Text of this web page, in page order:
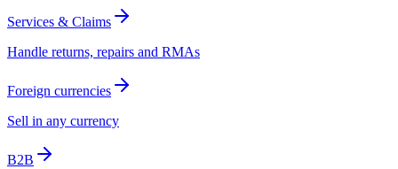
Services & Claims​​​​‌ ‍ ​‍​‍‌‍ ‌ ​‍‌‍‍‌‌‍‌ ‌‍‍‌‌‍ ‍​‍​‍​ ‍‍​‍​‍‌ ​ ‌‍​‌‌‍ ‍‌‍‍‌‌ ‌​‌ ‍‌​‍ ‍‌‍‍‌‌‍ ​‍​‍​‍ ​​‍​‍‌‍‍​‌ ​‍‌‍‌‌‌‍‌‍​‍​‍​ ‍‍​‍​‍‌‍‍​‌ ‌​‌ ‌​‌ ​​​ ‍‍​‍ ​‍ ‌‍ ​‌‍ ‌‍​ ‌‍​‌‌‍ ​‌‍‍​‌‍ ‌ ​ ‌ ‌​​ ‍‍​ ​ ​ ​​​ ​​​ ​​​‍ ‌ ​ ‌ ‌​‌ ‌‌‌‍‌​‌‍‍‌‌‍ ​‍ ‌‍‍‌‌‍ ‍‌ ‌​‌‍‌‌‌‍ ‍‌ ‌​​‍ ‌‍‌‌‌‍‌​‌‍‍‌‌ ‌​​‍ ‌‍ ‌‌‍ ‌‍‌​‌‍‌‌​ ‌‌ ​​‌ ​‍‌‍‌‌‌ ​ ‌‍‌‌‌‍ ‍‌ ‌​‌‍​‌‌ ‌​‌‍‍‌‌‍ ‌‍ ‍​ ‍ ‌‍‍‌‌‍‌​​ ‌​ ​‌​ ‍​​ ‍​‌‍‌‍‌‍​ ​ ‌ ​ ​ ‌‍​ ​‍ ‌​ ​ ‌‍​‌​ ​​‌‍‌‌​‍ ‌​ ‌​​ ​ ​ ​‌​ ​​​‍ ‌​ ‍​‌‍‌‍​ ‍‌​ ​ ​‍ ‌‌‍​‌‌‍‌‍‌‍​ ‌‍​‍​ ‌‍‌‍​ ​ ​‌​ ​ ​ ‍‌​ ‍‌​ ‌‍‌‍​‍​ ‍ ‌ ‌​‌ ‍‌‌ ​​‌‍‌‌​ ‌‌‍ ‍‌‍​‌‌ ‌‍‌‍‍‌‌‍‌ ‌‍​‌‌ ‌​‌‍‍‌‌‍ ‌‍ ‍​ ‍ ‌ ​​‌‍​‌‌ ‌​‌‍‍​​ ‌‌‍ ‍‌‍​‌‌ ‌‍‌‍‍‌‌‍‌ ‌‍​‌‌ ‌​‌‍‍‌‌‍ ‌‍ ‍‌​‍‌‌ ‌​‌‍‌‌‌‍ ‌‌ ​ ​‍‌‌​ ‌‌‌​​‍‌‌ ‌‍‍ ‌‍‌‌‌ ‍‌​‍‌‌​ ​ ‌​‌​​‍‌‌​ ​ ‌​‌​​‍‌‌​ ​‍​ ​‍​ ​‌‌‍​‍​ ​​​ ‌‍‌‍‌​​ ​​​ ‌ ​ ‌​​ ​‍​ ‌‌​ ​‌​ ​‌​‍‌‌​ ​‍​ ​‍​‍‌‌​ ‌‌‌​‌​​‍ ‍‌‍​ ‌‍‍​‌‍‍‌‌‍ ​‌‍‌​‌ ​‍‌‍‌‌‌‍ ‍​‍‌‌​ ‌‌‌​​‍‌‌ ‌‍‍ ‌‍‌‌‌ ‍‌​‍‌‌​ ​ ‌​‌​​‍‌‌​ ​ ‌​‌​​‍‌‌​ ​‍​ ​‍‌‍​‍​ ‌​​ ‍​​ ‍​‌‍​‍‌‍‌‍​ ​​‌‍‌‌​ ‌‌‌‍​‌‌‍‌‍​ ​‌​‍‌‌​ ​‍​ ​‍​‍‌‌​ ‌‌‌​‌​​‍ ‍‌‍​ ‌‍‍​‌‍‍‌‌‍ ​‌‍‌​‌ ​‍‌‍‌‌‌‍ ‍​‍‌‌​ ‌‌‌​​‍‌‌ ‌‍‍ ‌‍‌‌‌ ‍‌​‍‌‌​ ​ ‌​‌​​‍‌‌​ ​ ‌​‌​​‍‌‌​ ​‍​ ​‍‌‍‌‍​ ‌‌​ ​​​ ​‌​ ​‌​ ‌​​ ‌​‌‍‌‍‌‍​‍‌‍‌‍‌‍​‌​ ​‌​‍‌‌​ ​‍​ ​‍​‍‌‌​ ‌‌‌​‌​​‍ ‍‌ ‌​‌‍‍‌‌ ‌​‌‍ ​‌‍‌‌​ ‌‍​‍‌‍​‌‌ ​ ‌‍‌‌‌‌‌‌‌ ​‍‌‍ ​​ ‌‌‍‍​‌ ‌​‌ ‌​‌ ​​​‍‌‌​ ​ ‌​​‌​‍‌‌​ ​‍‌​‌‍​‍‌‌​ ​‍‌​‌‍‌‍ ​‌‍ ‌‍​ ‌‍​‌‌‍ ​‌‍‍​‌‍ ‌ ​ ‌ ‌​​‍‌‌​ ​ ‌​​‌​ ​ ​ ​​​ ​​​ ​​​‍‌‌​ ​‍‌​‌‍‌ ​ ‌ ‌​‌ ‌‌‌‍‌​‌‍‍‌‌‍ ​‍‌‍‌‍‍‌‌‍‌​​ ‌​ ​‌​ ‍​​ ‍​‌‍‌‍‌‍​ ​ ‌ ​ ​ ‌‍​ ​‍ ‌​ ​ ‌‍​‌​ ​​‌‍‌‌​‍ ‌​ ‌​​ ​ ​ ​‌​ ​​​‍ ‌​ ‍​‌‍‌‍​ ‍‌​ ​ ​‍ ‌‌‍​‌‌‍‌‍‌‍​ ‌‍​‍​ ‌‍‌‍​ ​ ​‌​ ​ ​ ‍‌​ ‍‌​ ‌‍‌‍​‍​‍‌‍‌ ‌​‌ ‍‌‌ ​​‌‍‌‌​ ‌‌‍ ‍‌‍​‌‌ ‌‍‌‍‍‌‌‍‌ ‌‍​‌‌ ‌​‌‍‍‌‌‍ ‌‍ ‍​‍‌‍‌ ​​‌‍​‌‌ ‌​‌‍‍​​ ‌‌‍ ‍‌‍​‌‌ ‌‍‌‍‍‌‌‍‌ ‌‍​‌‌ ‌​‌‍‍‌‌‍ ‌‍ ‍‌​‍‌‌ ‌​‌‍‌‌‌‍ ‌‌ ​ ​‍‌‌​ ‌‌‌​​‍‌‌ ‌‍‍ ‌‍‌‌‌ ‍‌​‍‌‌​ ​ ‌​‌​​‍‌‌​ ​ ‌​‌​​‍‌‌​ ​‍​ ​‍​ ​‌‌‍​‍​ ​​​ ‌‍‌‍‌​​ ​​​ ‌ ​ ‌​​ ​‍​ ‌‌​ ​‌​ ​‌​‍‌‌​ ​‍​ ​‍​‍‌‌​ ‌‌‌​‌​​‍ ‍‌‍​ ‌‍‍​‌‍‍‌‌‍ ​‌‍‌​‌ ​‍‌‍‌‌‌‍ ‍​‍‌‌​ ‌‌‌​​‍‌‌ ‌‍‍ ‌‍‌‌‌ ‍‌​‍‌‌​ ​ ‌​‌​​‍‌‌​ ​ ‌​‌​​‍‌‌​ ​‍​ ​‍‌‍​‍​ ‌​​ ‍​​ ‍​‌‍​‍‌‍‌‍​ ​​‌‍‌‌​ ‌‌‌‍​‌‌‍‌‍​ ​‌​‍‌‌​ ​‍​ ​‍​‍‌‌​ ‌‌‌​‌​​‍ ‍‌‍​ ‌‍‍​‌‍‍‌‌‍ ​‌‍‌​‌ ​‍‌‍‌‌‌‍ ‍​‍‌‌​ ‌‌‌​​‍‌‌ ‌‍‍ ‌‍‌‌‌ ‍‌​‍‌‌​ ​ ‌​‌​​‍‌‌​ ​ ‌​‌​​‍‌‌​ ​‍​ ​‍‌‍‌‍​ ‌‌​ ​​​ ​‌​ ​‌​ ‌​​ ‌​‌‍‌‍‌‍​‍‌‍‌‍‌‍​‌​ ​‌​‍‌‌​ ​‍​ ​‍​‍‌‌​ ‌‌‌​‌​​‍ ‍‌ ‌​‌‍‍‌‌ ‌​‌‍ ​‌‍‌‌​‍‌‍‌ ​​‌‍‌‌‌ ​‍‌ ​ ‌ ​​‌‍‌‌‌‍​ ‌ ‌​‌‍‍‌‌ ‌‍‌‍‌‌​ ‌‌ ​​‌ ‌‌‌‍​‍‌‍ ​‌‍‍‌‌ ​ ‌‍‍​‌‍‌‌‌‍‌​​‍​‍‌ ‌
Handle returns, repairs and RMAs​​​​‌ ‍ ​‍​‍‌‍ ‌ ​‍‌‍‍‌‌‍‌ ‌‍‍‌‌‍ ‍​‍​‍​ ‍‍​‍​‍‌ ​ ‌‍​‌‌‍ ‍‌‍‍‌‌ ‌​‌ ‍‌​‍ ‍‌‍‍‌‌‍ ​‍​‍​‍ ​​‍​‍‌‍‍​‌ ​‍‌‍‌‌‌‍‌‍​‍​‍​ ‍‍​‍​‍‌‍‍​‌ ‌​‌ ‌​‌ ​​​ ‍‍​‍ ​‍ ‌‍ ​‌‍ ‌‍​ ‌‍​‌‌‍ ​‌‍‍​‌‍ ‌ ​ ‌ ‌​​ ‍‍​ ​ ​ ​​​ ​​​ ​​​‍ ‌ ​ ‌ ‌​‌ ‌‌‌‍‌​‌‍‍‌‌‍ ​‍ ‌‍‍‌‌‍ ‍‌ ‌​‌‍‌‌‌‍ ‍‌ ‌​​‍ ‌‍‌‌‌‍‌​‌‍‍‌‌ ‌​​‍ ‌‍ ‌‌‍ ‌‍‌​‌‍‌‌​ ‌‌ ​​‌ ​‍‌‍‌‌‌ ​ ‌‍‌‌‌‍ ‍‌ ‌​‌‍​‌‌ ‌​‌‍‍‌‌‍ ‌‍ ‍​ ‍ ‌‍‍‌‌‍‌​​ ‌​ ​‌​ ‍​​ ‍​‌‍‌‍‌‍​ ​ ‌ ​ ​ ‌‍​ ​‍ ‌​ ​ ‌‍​‌​ ​​‌‍‌‌​‍ ‌​ ‌​​ ​ ​ ​‌​ ​​​‍ ‌​ ‍​‌‍‌‍​ ‍‌​ ​ ​‍ ‌‌‍​‌‌‍‌‍‌‍​ ‌‍​‍​ ‌‍‌‍​ ​ ​‌​ ​ ​ ‍‌​ ‍‌​ ‌‍‌‍​‍​ ‍ ‌ ‌​‌ ‍‌‌ ​​‌‍‌‌​ ‌‌‍ ‍‌‍​‌‌ ‌‍‌‍‍‌‌‍‌ ‌‍​‌‌ ‌​‌‍‍‌‌‍ ‌‍ ‍​ ‍ ‌ ​​‌‍​‌‌ ‌​‌‍‍​​ ‌‌‍ ‍‌‍​‌‌ ‌‍‌‍‍‌‌‍‌ ‌‍​‌‌ ‌​‌‍‍‌‌‍ ‌‍ ‍‌​‍‌‌ ‌​‌‍‌‌‌‍ ‌‌ ​ ​‍‌‌​ ‌‌‌​​‍‌‌ ‌‍‍ ‌‍‌‌‌ ‍‌​‍‌‌​ ​ ‌​‌​​‍‌‌​ ​ ‌​‌​​‍‌‌​ ​‍​ ​‍​ ​‌‌‍​‍​ ​​​ ‌‍‌‍‌​​ ​​​ ‌ ​ ‌​​ ​‍​ ‌‌​ ​‌​ ​‌​‍‌‌​ ​‍​ ​‍​‍‌‌​ ‌‌‌​‌​​‍ ‍‌‍​ ‌‍‍​‌‍‍‌‌‍ ​‌‍‌​‌ ​‍‌‍‌‌‌‍ ‍​‍‌‌​ ‌‌‌​​‍‌‌ ‌‍‍ ‌‍‌‌‌ ‍‌​‍‌‌​ ​ ‌​‌​​‍‌‌​ ​ ‌​‌​​‍‌‌​ ​‍​ ​‍‌‍​‍​ ‌​​ ‍​​ ‍​‌‍​‍‌‍‌‍​ ​​‌‍‌‌​ ‌‌‌‍​‌‌‍‌‍​ ​‌​‍‌‌​ ​‍​ ​‍​‍‌‌​ ‌‌‌​‌​​‍ ‍‌‍​ ‌‍‍​‌‍‍‌‌‍ ​‌‍‌​‌ ​‍‌‍‌‌‌‍ ‍​‍‌‌​ ‌‌‌​​‍‌‌ ‌‍‍ ‌‍‌‌‌ ‍‌​‍‌‌​ ​ ‌​‌​​‍‌‌​ ​ ‌​‌​​‍‌‌​ ​‍​ ​‍‌‍‌‍​ ‌‌​ ​​​ ​‌​ ​‌​ ‌​​ ‌​‌‍‌‍‌‍​‍‌‍‌‍‌‍​‌​ ​‌​‍‌‌​ ​‍​ ​‍​‍‌‌​ ‌‌‌​‌​​‍ ‍‌‍‌‌‌ ‍​‌‍​ ‌‍‌‌‌ ​‍‌ ​​‌ ‌​​ ‌‍​‍‌‍​‌‌ ​ ‌‍‌‌‌‌‌‌‌ ​‍‌‍ ​​ ‌‌‍‍​‌ ‌​‌ ‌​‌ ​​​‍‌‌​ ​ ‌​​‌​‍‌‌​ ​‍‌​‌‍​‍‌‌​ ​‍‌​‌‍‌‍ ​‌‍ ‌‍​ ‌‍​‌‌‍ ​‌‍‍​‌‍ ‌ ​ ‌ ‌​​‍‌‌​ ​ ‌​​‌​ ​ ​ ​​​ ​​​ ​​​‍‌‌​ ​‍‌​‌‍‌ ​ ‌ ‌​‌ ‌‌‌‍‌​‌‍‍‌‌‍ ​‍‌‍‌‍‍‌‌‍‌​​ ‌​ ​‌​ ‍​​ ‍​‌‍‌‍‌‍​ ​ ‌ ​ ​ ‌‍​ ​‍ ‌​ ​ ‌‍​‌​ ​​‌‍‌‌​‍ ‌​ ‌​​ ​ ​ ​‌​ ​​​‍ ‌​ ‍​‌‍‌‍​ ‍‌​ ​ ​‍ ‌‌‍​‌‌‍‌‍‌‍​ ‌‍​‍​ ‌‍‌‍​ ​ ​‌​ ​ ​ ‍‌​ ‍‌​ ‌‍‌‍​‍​‍‌‍‌ ‌​‌ ‍‌‌ ​​‌‍‌‌​ ‌‌‍ ‍‌‍​‌‌ ‌‍‌‍‍‌‌‍‌ ‌‍​‌‌ ‌​‌‍‍‌‌‍ ‌‍ ‍​‍‌‍‌ ​​‌‍​‌‌ ‌​‌‍‍​​ ‌‌‍ ‍‌‍​‌‌ ‌‍‌‍‍‌‌‍‌ ‌‍​‌‌ ‌​‌‍‍‌‌‍ ‌‍ ‍‌​‍‌‌ ‌​‌‍‌‌‌‍ ‌‌ ​ ​‍‌‌​ ‌‌‌​​‍‌‌ ‌‍‍ ‌‍‌‌‌ ‍‌​‍‌‌​ ​ ‌​‌​​‍‌‌​ ​ ‌​‌​​‍‌‌​ ​‍​ ​‍​ ​‌‌‍​‍​ ​​​ ‌‍‌‍‌​​ ​​​ ‌ ​ ‌​​ ​‍​ ‌‌​ ​‌​ ​‌​‍‌‌​ ​‍​ ​‍​‍‌‌​ ‌‌‌​‌​​‍ ‍‌‍​ ‌‍‍​‌‍‍‌‌‍ ​‌‍‌​‌ ​‍‌‍‌‌‌‍ ‍​‍‌‌​ ‌‌‌​​‍‌‌ ‌‍‍ ‌‍‌‌‌ ‍‌​‍‌‌​ ​ ‌​‌​​‍‌‌​ ​ ‌​‌​​‍‌‌​ ​‍​ ​‍‌‍​‍​ ‌​​ ‍​​ ‍​‌‍​‍‌‍‌‍​ ​​‌‍‌‌​ ‌‌‌‍​‌‌‍‌‍​ ​‌​‍‌‌​ ​‍​ ​‍​‍‌‌​ ‌‌‌​‌​​‍ ‍‌‍​ ‌‍‍​‌‍‍‌‌‍ ​‌‍‌​‌ ​‍‌‍‌‌‌‍ ‍​‍‌‌​ ‌‌‌​​‍‌‌ ‌‍‍ ‌‍‌‌‌ ‍‌​‍‌‌​ ​ ‌​‌​​‍‌‌​ ​ ‌​‌​​‍‌‌​ ​‍​ ​‍‌‍‌‍​ ‌‌​ ​​​ ​‌​ ​‌​ ‌​​ ‌​‌‍‌‍‌‍​‍‌‍‌‍‌‍​‌​ ​‌​‍‌‌​ ​‍​ ​‍​‍‌‌​ ‌‌‌​‌​​‍ ‍‌‍‌‌‌ ‍​‌‍​ ‌‍‌‌‌ ​‍‌ ​​‌ ‌​​‍‌‍‌ ​​‌‍‌‌‌ ​‍‌ ​ ‌ ​​‌‍‌‌‌‍​ ‌ ‌​‌‍‍‌‌ ‌‍‌‍‌‌​ ‌‌ ​​‌ ‌‌‌‍​‍‌‍ ​‌‍‍‌‌ ​ ‌‍‍​‌‍‌‌‌‍‌​​‍​‍‌ ‌
Foreign currencies​​​​‌ ‍ ​‍​‍‌‍ ‌ ​‍‌‍‍‌‌‍‌ ‌‍‍‌‌‍ ‍​‍​‍​ ‍‍​‍​‍‌ ​ ‌‍​‌‌‍ ‍‌‍‍‌‌ ‌​‌ ‍‌​‍ ‍‌‍‍‌‌‍ ​‍​‍​‍ ​​‍​‍‌‍‍​‌ ​‍‌‍‌‌‌‍‌‍​‍​‍​ ‍‍​‍​‍‌‍‍​‌ ‌​‌ ‌​‌ ​​​ ‍‍​‍ ​‍ ‌‍ ​‌‍ ‌‍​ ‌‍​‌‌‍ ​‌‍‍​‌‍ ‌ ​ ‌ ‌​​ ‍‍​ ​ ​ ​​​ ​​​ ​​​‍ ‌ ​ ‌ ‌​‌ ‌‌‌‍‌​‌‍‍‌‌‍ ​‍ ‌‍‍‌‌‍ ‍‌ ‌​‌‍‌‌‌‍ ‍‌ ‌​​‍ ‌‍‌‌‌‍‌​‌‍‍‌‌ ‌​​‍ ‌‍ ‌‌‍ ‌‍‌​‌‍‌‌​ ‌‌ ​​‌ ​‍‌‍‌‌‌ ​ ‌‍‌‌‌‍ ‍‌ ‌​‌‍​‌‌ ‌​‌‍‍‌‌‍ ‌‍ ‍​ ‍ ‌‍‍‌‌‍‌​​ ‌​ ​‌​ ‍​​ ‍​‌‍‌‍‌‍​ ​ ‌ ​ ​ ‌‍​ ​‍ ‌​ ​ ‌‍​‌​ ​​‌‍‌‌​‍ ‌​ ‌​​ ​ ​ ​‌​ ​​​‍ ‌​ ‍​‌‍‌‍​ ‍‌​ ​ ​‍ ‌‌‍​‌‌‍‌‍‌‍​ ‌‍​‍​ ‌‍‌‍​ ​ ​‌​ ​ ​ ‍‌​ ‍‌​ ‌‍‌‍​‍​ ‍ ‌ ‌​‌ ‍‌‌ ​​‌‍‌‌​ ‌‌‍ ‍‌‍​‌‌ ‌‍‌‍‍‌‌‍‌ ‌‍​‌‌ ‌​‌‍‍‌‌‍ ‌‍ ‍​ ‍ ‌ ​​‌‍​‌‌ ‌​‌‍‍​​ ‌‌‍ ‍‌‍​‌‌ ‌‍‌‍‍‌‌‍‌ ‌‍​‌‌ ‌​‌‍‍‌‌‍ ‌‍ ‍‌​‍‌‌ ‌​‌‍‌‌‌‍ ‌‌ ​ ​‍‌‌​ ‌‌‌​​‍‌‌ ‌‍‍ ‌‍‌‌‌ ‍‌​‍‌‌​ ​ ‌​‌​​‍‌‌​ ​ ‌​‌​​‍‌‌​ ​‍​ ​‍​ ​‌‌‍​‍​ ​​​ ‌‍‌‍‌​​ ​​​ ‌ ​ ‌​​ ​‍​ ‌‌​ ​‌​ ​‌​‍‌‌​ ​‍​ ​‍​‍‌‌​ ‌‌‌​‌​​‍ ‍‌‍​ ‌‍‍​‌‍‍‌‌‍ ​‌‍‌​‌ ​‍‌‍‌‌‌‍ ‍​‍‌‌​ ‌‌‌​​‍‌‌ ‌‍‍ ‌‍‌‌‌ ‍‌​‍‌‌​ ​ ‌​‌​​‍‌‌​ ​ ‌​‌​​‍‌‌​ ​‍​ ​‍‌‍​‍​ ‌​​ ‍​​ ‍​‌‍​‍‌‍‌‍​ ​​‌‍‌‌​ ‌‌‌‍​‌‌‍‌‍​ ​‌​‍‌‌​ ​‍​ ​‍​‍‌‌​ ‌‌‌​‌​​‍ ‍‌‍​ ‌‍‍​‌‍‍‌‌‍ ​‌‍‌​‌ ​‍‌‍‌‌‌‍ ‍​‍‌‌​ ‌‌‌​​‍‌‌ ‌‍‍ ‌‍‌‌‌ ‍‌​‍‌‌​ ​ ‌​‌​​‍‌‌​ ​ ‌​‌​​‍‌‌​ ​‍​ ​‍​ ‌​​ ‌‌​ ​‌​ ‍​​ ‍​​ ‍​​ ​​‌‍​‌‌‍​ ​ ‍‌‌‍​ ​ ‍​​‍‌‌​ ​‍​ ​‍​‍‌‌​ ‌‌‌​‌​​‍ ‍‌ ‌​‌‍‍‌‌ ‌​‌‍ ​‌‍‌‌​ ‌‍​‍‌‍​‌‌ ​ ‌‍‌‌‌‌‌‌‌ ​‍‌‍ ​​ ‌‌‍‍​‌ ‌​‌ ‌​‌ ​​​‍‌‌​ ​ ‌​​‌​‍‌‌​ ​‍‌​‌‍​‍‌‌​ ​‍‌​‌‍‌‍ ​‌‍ ‌‍​ ‌‍​‌‌‍ ​‌‍‍​‌‍ ‌ ​ ‌ ‌​​‍‌‌​ ​ ‌​​‌​ ​ ​ ​​​ ​​​ ​​​‍‌‌​ ​‍‌​‌‍‌ ​ ‌ ‌​‌ ‌‌‌‍‌​‌‍‍‌‌‍ ​‍‌‍‌‍‍‌‌‍‌​​ ‌​ ​‌​ ‍​​ ‍​‌‍‌‍‌‍​ ​ ‌ ​ ​ ‌‍​ ​‍ ‌​ ​ ‌‍​‌​ ​​‌‍‌‌​‍ ‌​ ‌​​ ​ ​ ​‌​ ​​​‍ ‌​ ‍​‌‍‌‍​ ‍‌​ ​ ​‍ ‌‌‍​‌‌‍‌‍‌‍​ ‌‍​‍​ ‌‍‌‍​ ​ ​‌​ ​ ​ ‍‌​ ‍‌​ ‌‍‌‍​‍​‍‌‍‌ ‌​‌ ‍‌‌ ​​‌‍‌‌​ ‌‌‍ ‍‌‍​‌‌ ‌‍‌‍‍‌‌‍‌ ‌‍​‌‌ ‌​‌‍‍‌‌‍ ‌‍ ‍​‍‌‍‌ ​​‌‍​‌‌ ‌​‌‍‍​​ ‌‌‍ ‍‌‍​‌‌ ‌‍‌‍‍‌‌‍‌ ‌‍​‌‌ ‌​‌‍‍‌‌‍ ‌‍ ‍‌​‍‌‌ ‌​‌‍‌‌‌‍ ‌‌ ​ ​‍‌‌​ ‌‌‌​​‍‌‌ ‌‍‍ ‌‍‌‌‌ ‍‌​‍‌‌​ ​ ‌​‌​​‍‌‌​ ​ ‌​‌​​‍‌‌​ ​‍​ ​‍​ ​‌‌‍​‍​ ​​​ ‌‍‌‍‌​​ ​​​ ‌ ​ ‌​​ ​‍​ ‌‌​ ​‌​ ​‌​‍‌‌​ ​‍​ ​‍​‍‌‌​ ‌‌‌​‌​​‍ ‍‌‍​ ‌‍‍​‌‍‍‌‌‍ ​‌‍‌​‌ ​‍‌‍‌‌‌‍ ‍​‍‌‌​ ‌‌‌​​‍‌‌ ‌‍‍ ‌‍‌‌‌ ‍‌​‍‌‌​ ​ ‌​‌​​‍‌‌​ ​ ‌​‌​​‍‌‌​ ​‍​ ​‍‌‍​‍​ ‌​​ ‍​​ ‍​‌‍​‍‌‍‌‍​ ​​‌‍‌‌​ ‌‌‌‍​‌‌‍‌‍​ ​‌​‍‌‌​ ​‍​ ​‍​‍‌‌​ ‌‌‌​‌​​‍ ‍‌‍​ ‌‍‍​‌‍‍‌‌‍ ​‌‍‌​‌ ​‍‌‍‌‌‌‍ ‍​‍‌‌​ ‌‌‌​​‍‌‌ ‌‍‍ ‌‍‌‌‌ ‍‌​‍‌‌​ ​ ‌​‌​​‍‌‌​ ​ ‌​‌​​‍‌‌​ ​‍​ ​‍​ ‌​​ ‌‌​ ​‌​ ‍​​ ‍​​ ‍​​ ​​‌‍​‌‌‍​ ​ ‍‌‌‍​ ​ ‍​​‍‌‌​ ​‍​ ​‍​‍‌‌​ ‌‌‌​‌​​‍ ‍‌ ‌​‌‍‍‌‌ ‌​‌‍ ​‌‍‌‌​‍‌‍‌ ​​‌‍‌‌‌ ​‍‌ ​ ‌ ​​‌‍‌‌‌‍​ ‌ ‌​‌‍‍‌‌ ‌‍‌‍‌‌​ ‌‌ ​​‌ ‌‌‌‍​‍‌‍ ​‌‍‍‌‌ ​ ‌‍‍​‌‍‌‌‌‍‌​​‍​‍‌ ‌
Sell in any currency​​​​‌ ‍ ​‍​‍‌‍ ‌ ​‍‌‍‍‌‌‍‌ ‌‍‍‌‌‍ ‍​‍​‍​ ‍‍​‍​‍‌ ​ ‌‍​‌‌‍ ‍‌‍‍‌‌ ‌​‌ ‍‌​‍ ‍‌‍‍‌‌‍ ​‍​‍​‍ ​​‍​‍‌‍‍​‌ ​‍‌‍‌‌‌‍‌‍​‍​‍​ ‍‍​‍​‍‌‍‍​‌ ‌​‌ ‌​‌ ​​​ ‍‍​‍ ​‍ ‌‍ ​‌‍ ‌‍​ ‌‍​‌‌‍ ​‌‍‍​‌‍ ‌ ​ ‌ ‌​​ ‍‍​ ​ ​ ​​​ ​​​ ​​​‍ ‌ ​ ‌ ‌​‌ ‌‌‌‍‌​‌‍‍‌‌‍ ​‍ ‌‍‍‌‌‍ ‍‌ ‌​‌‍‌‌‌‍ ‍‌ ‌​​‍ ‌‍‌‌‌‍‌​‌‍‍‌‌ ‌​​‍ ‌‍ ‌‌‍ ‌‍‌​‌‍‌‌​ ‌‌ ​​‌ ​‍‌‍‌‌‌ ​ ‌‍‌‌‌‍ ‍‌ ‌​‌‍​‌‌ ‌​‌‍‍‌‌‍ ‌‍ ‍​ ‍ ‌‍‍‌‌‍‌​​ ‌​ ​‌​ ‍​​ ‍​‌‍‌‍‌‍​ ​ ‌ ​ ​ ‌‍​ ​‍ ‌​ ​ ‌‍​‌​ ​​‌‍‌‌​‍ ‌​ ‌​​ ​ ​ ​‌​ ​​​‍ ‌​ ‍​‌‍‌‍​ ‍‌​ ​ ​‍ ‌‌‍​‌‌‍‌‍‌‍​ ‌‍​‍​ ‌‍‌‍​ ​ ​‌​ ​ ​ ‍‌​ ‍‌​ ‌‍‌‍​‍​ ‍ ‌ ‌​‌ ‍‌‌ ​​‌‍‌‌​ ‌‌‍ ‍‌‍​‌‌ ‌‍‌‍‍‌‌‍‌ ‌‍​‌‌ ‌​‌‍‍‌‌‍ ‌‍ ‍​ ‍ ‌ ​​‌‍​‌‌ ‌​‌‍‍​​ ‌‌‍ ‍‌‍​‌‌ ‌‍‌‍‍‌‌‍‌ ‌‍​‌‌ ‌​‌‍‍‌‌‍ ‌‍ ‍‌​‍‌‌ ‌​‌‍‌‌‌‍ ‌‌ ​ ​‍‌‌​ ‌‌‌​​‍‌‌ ‌‍‍ ‌‍‌‌‌ ‍‌​‍‌‌​ ​ ‌​‌​​‍‌‌​ ​ ‌​‌​​‍‌‌​ ​‍​ ​‍​ ​‌‌‍​‍​ ​​​ ‌‍‌‍‌​​ ​​​ ‌ ​ ‌​​ ​‍​ ‌‌​ ​‌​ ​‌​‍‌‌​ ​‍​ ​‍​‍‌‌​ ‌‌‌​‌​​‍ ‍‌‍​ ‌‍‍​‌‍‍‌‌‍ ​‌‍‌​‌ ​‍‌‍‌‌‌‍ ‍​‍‌‌​ ‌‌‌​​‍‌‌ ‌‍‍ ‌‍‌‌‌ ‍‌​‍‌‌​ ​ ‌​‌​​‍‌‌​ ​ ‌​‌​​‍‌‌​ ​‍​ ​‍‌‍​‍​ ‌​​ ‍​​ ‍​‌‍​‍‌‍‌‍​ ​​‌‍‌‌​ ‌‌‌‍​‌‌‍‌‍​ ​‌​‍‌‌​ ​‍​ ​‍​‍‌‌​ ‌‌‌​‌​​‍ ‍‌‍​ ‌‍‍​‌‍‍‌‌‍ ​‌‍‌​‌ ​‍‌‍‌‌‌‍ ‍​‍‌‌​ ‌‌‌​​‍‌‌ ‌‍‍ ‌‍‌‌‌ ‍‌​‍‌‌​ ​ ‌​‌​​‍‌‌​ ​ ‌​‌​​‍‌‌​ ​‍​ ​‍​ ‌​​ ‌‌​ ​‌​ ‍​​ ‍​​ ‍​​ ​​‌‍​‌‌‍​ ​ ‍‌‌‍​ ​ ‍​​‍‌‌​ ​‍​ ​‍​‍‌‌​ ‌‌‌​‌​​‍ ‍‌‍‌‌‌ ‍​‌‍​ ‌‍‌‌‌ ​‍‌ ​​‌ ‌​​ ‌‍​‍‌‍​‌‌ ​ ‌‍‌‌‌‌‌‌‌ ​‍‌‍ ​​ ‌‌‍‍​‌ ‌​‌ ‌​‌ ​​​‍‌‌​ ​ ‌​​‌​‍‌‌​ ​‍‌​‌‍​‍‌‌​ ​‍‌​‌‍‌‍ ​‌‍ ‌‍​ ‌‍​‌‌‍ ​‌‍‍​‌‍ ‌ ​ ‌ ‌​​‍‌‌​ ​ ‌​​‌​ ​ ​ ​​​ ​​​ ​​​‍‌‌​ ​‍‌​‌‍‌ ​ ‌ ‌​‌ ‌‌‌‍‌​‌‍‍‌‌‍ ​‍‌‍‌‍‍‌‌‍‌​​ ‌​ ​‌​ ‍​​ ‍​‌‍‌‍‌‍​ ​ ‌ ​ ​ ‌‍​ ​‍ ‌​ ​ ‌‍​‌​ ​​‌‍‌‌​‍ ‌​ ‌​​ ​ ​ ​‌​ ​​​‍ ‌​ ‍​‌‍‌‍​ ‍‌​ ​ ​‍ ‌‌‍​‌‌‍‌‍‌‍​ ‌‍​‍​ ‌‍‌‍​ ​ ​‌​ ​ ​ ‍‌​ ‍‌​ ‌‍‌‍​‍​‍‌‍‌ ‌​‌ ‍‌‌ ​​‌‍‌‌​ ‌‌‍ ‍‌‍​‌‌ ‌‍‌‍‍‌‌‍‌ ‌‍​‌‌ ‌​‌‍‍‌‌‍ ‌‍ ‍​‍‌‍‌ ​​‌‍​‌‌ ‌​‌‍‍​​ ‌‌‍ ‍‌‍​‌‌ ‌‍‌‍‍‌‌‍‌ ‌‍​‌‌ ‌​‌‍‍‌‌‍ ‌‍ ‍‌​‍‌‌ ‌​‌‍‌‌‌‍ ‌‌ ​ ​‍‌‌​ ‌‌‌​​‍‌‌ ‌‍‍ ‌‍‌‌‌ ‍‌​‍‌‌​ ​ ‌​‌​​‍‌‌​ ​ ‌​‌​​‍‌‌​ ​‍​ ​‍​ ​‌‌‍​‍​ ​​​ ‌‍‌‍‌​​ ​​​ ‌ ​ ‌​​ ​‍​ ‌‌​ ​‌​ ​‌​‍‌‌​ ​‍​ ​‍​‍‌‌​ ‌‌‌​‌​​‍ ‍‌‍​ ‌‍‍​‌‍‍‌‌‍ ​‌‍‌​‌ ​‍‌‍‌‌‌‍ ‍​‍‌‌​ ‌‌‌​​‍‌‌ ‌‍‍ ‌‍‌‌‌ ‍‌​‍‌‌​ ​ ‌​‌​​‍‌‌​ ​ ‌​‌​​‍‌‌​ ​‍​ ​‍‌‍​‍​ ‌​​ ‍​​ ‍​‌‍​‍‌‍‌‍​ ​​‌‍‌‌​ ‌‌‌‍​‌‌‍‌‍​ ​‌​‍‌‌​ ​‍​ ​‍​‍‌‌​ ‌‌‌​‌​​‍ ‍‌‍​ ‌‍‍​‌‍‍‌‌‍ ​‌‍‌​‌ ​‍‌‍‌‌‌‍ ‍​‍‌‌​ ‌‌‌​​‍‌‌ ‌‍‍ ‌‍‌‌‌ ‍‌​‍‌‌​ ​ ‌​‌​​‍‌‌​ ​ ‌​‌​​‍‌‌​ ​‍​ ​‍​ ‌​​ ‌‌​ ​‌​ ‍​​ ‍​​ ‍​​ ​​‌‍​‌‌‍​ ​ ‍‌‌‍​ ​ ‍​​‍‌‌​ ​‍​ ​‍​‍‌‌​ ‌‌‌​‌​​‍ ‍‌‍‌‌‌ ‍​‌‍​ ‌‍‌‌‌ ​‍‌ ​​‌ ‌​​‍‌‍‌ ​​‌‍‌‌‌ ​‍‌ ​ ‌ ​​‌‍‌‌‌‍​ ‌ ‌​‌‍‍‌‌ ‌‍‌‍‌‌​ ‌‌ ​​‌ ‌‌‌‍​‍‌‍ ​‌‍‍‌‌ ​ ‌‍‍​‌‍‌‌‌‍‌​​‍​‍‌ ‌
B2B​​​​‌ ‍ ​‍​‍‌‍ ‌ ​‍‌‍‍‌‌‍‌ ‌‍‍‌‌‍ ‍​‍​‍​ ‍‍​‍​‍‌ ​ ‌‍​‌‌‍ ‍‌‍‍‌‌ ‌​‌ ‍‌​‍ ‍‌‍‍‌‌‍ ​‍​‍​‍ ​​‍​‍‌‍‍​‌ ​‍‌‍‌‌‌‍‌‍​‍​‍​ ‍‍​‍​‍‌‍‍​‌ ‌​‌ ‌​‌ ​​​ ‍‍​‍ ​‍ ‌‍ ​‌‍ ‌‍​ ‌‍​‌‌‍ ​‌‍‍​‌‍ ‌ ​ ‌ ‌​​ ‍‍​ ​ ​ ​​​ ​​​ ​​​‍ ‌ ​ ‌ ‌​‌ ‌‌‌‍‌​‌‍‍‌‌‍ ​‍ ‌‍‍‌‌‍ ‍‌ ‌​‌‍‌‌‌‍ ‍‌ ‌​​‍ ‌‍‌‌‌‍‌​‌‍‍‌‌ ‌​​‍ ‌‍ ‌‌‍ ‌‍‌​‌‍‌‌​ ‌‌ ​​‌ ​‍‌‍‌‌‌ ​ ‌‍‌‌‌‍ ‍‌ ‌​‌‍​‌‌ ‌​‌‍‍‌‌‍ ‌‍ ‍​ ‍ ‌‍‍‌‌‍‌​​ ‌​ ​‌​ ‍​​ ‍​‌‍‌‍‌‍​ ​ ‌ ​ ​ ‌‍​ ​‍ ‌​ ​ ‌‍​‌​ ​​‌‍‌‌​‍ ‌​ ‌​​ ​ ​ ​‌​ ​​​‍ ‌​ ‍​‌‍‌‍​ ‍‌​ ​ ​‍ ‌‌‍​‌‌‍‌‍‌‍​ ‌‍​‍​ ‌‍‌‍​ ​ ​‌​ ​ ​ ‍‌​ ‍‌​ ‌‍‌‍​‍​ ‍ ‌ ‌​‌ ‍‌‌ ​​‌‍‌‌​ ‌‌‍ ‍‌‍​‌‌ ‌‍‌‍‍‌‌‍‌ ‌‍​‌‌ ‌​‌‍‍‌‌‍ ‌‍ ‍​ ‍ ‌ ​​‌‍​‌‌ ‌​‌‍‍​​ ‌‌‍ ‍‌‍​‌‌ ‌‍‌‍‍‌‌‍‌ ‌‍​‌‌ ‌​‌‍‍‌‌‍ ‌‍ ‍‌​‍‌‌ ‌​‌‍‌‌‌‍ ‌‌ ​ ​‍‌‌​ ‌‌‌​​‍‌‌ ‌‍‍ ‌‍‌‌‌ ‍‌​‍‌‌​ ​ ‌​‌​​‍‌‌​ ​ ‌​‌​​‍‌‌​ ​‍​ ​‍​ ​‌‌‍​‍​ ​​​ ‌‍‌‍‌​​ ​​​ ‌ ​ ‌​​ ​‍​ ‌‌​ ​‌​ ​‌​‍‌‌​ ​‍​ ​‍​‍‌‌​ ‌‌‌​‌​​‍ ‍‌‍​ ‌‍‍​‌‍‍‌‌‍ ​‌‍‌​‌ ​‍‌‍‌‌‌‍ ‍​‍‌‌​ ‌‌‌​​‍‌‌ ‌‍‍ ‌‍‌‌‌ ‍‌​‍‌‌​ ​ ‌​‌​​‍‌‌​ ​ ‌​‌​​‍‌‌​ ​‍​ ​‍‌‍​‍​ ‌​​ ‍​​ ‍​‌‍​‍‌‍‌‍​ ​​‌‍‌‌​ ‌‌‌‍​‌‌‍‌‍​ ​‌​‍‌‌​ ​‍​ ​‍​‍‌‌​ ‌‌‌​‌​​‍ ‍‌‍​ ‌‍‍​‌‍‍‌‌‍ ​‌‍‌​‌ ​‍‌‍‌‌‌‍ ‍​‍‌‌​ ‌‌‌​​‍‌‌ ‌‍‍ ‌‍‌‌‌ ‍‌​‍‌‌​ ​ ‌​‌​​‍‌‌​ ​ ‌​‌​​‍‌‌​ ​‍​ ​‍‌‍‌‌‌‍​‌‌‍​‍​ ​ ​ ​‍‌‍​‌​ ‍‌‌‍‌​‌‍​‍​ ​ ​ ‌‍​ ‌‌​‍‌‌​ ​‍​ ​‍​‍‌‌​ ‌‌‌​‌​​‍ ‍‌ ‌​‌‍‍‌‌ ‌​‌‍ ​‌‍‌‌​ ‌‍​‍‌‍​‌‌ ​ ‌‍‌‌‌‌‌‌‌ ​‍‌‍ ​​ ‌‌‍‍​‌ ‌​‌ ‌​‌ ​​​‍‌‌​ ​ ‌​​‌​‍‌‌​ ​‍‌​‌‍​‍‌‌​ ​‍‌​‌‍‌‍ ​‌‍ ‌‍​ ‌‍​‌‌‍ ​‌‍‍​‌‍ ‌ ​ ‌ ‌​​‍‌‌​ ​ ‌​​‌​ ​ ​ ​​​ ​​​ ​​​‍‌‌​ ​‍‌​‌‍‌ ​ ‌ ‌​‌ ‌‌‌‍‌​‌‍‍‌‌‍ ​‍‌‍‌‍‍‌‌‍‌​​ ‌​ ​‌​ ‍​​ ‍​‌‍‌‍‌‍​ ​ ‌ ​ ​ ‌‍​ ​‍ ‌​ ​ ‌‍​‌​ ​​‌‍‌‌​‍ ‌​ ‌​​ ​ ​ ​‌​ ​​​‍ ‌​ ‍​‌‍‌‍​ ‍‌​ ​ ​‍ ‌‌‍​‌‌‍‌‍‌‍​ ‌‍​‍​ ‌‍‌‍​ ​ ​‌​ ​ ​ ‍‌​ ‍‌​ ‌‍‌‍​‍​‍‌‍‌ ‌​‌ ‍‌‌ ​​‌‍‌‌​ ‌‌‍ ‍‌‍​‌‌ ‌‍‌‍‍‌‌‍‌ ‌‍​‌‌ ‌​‌‍‍‌‌‍ ‌‍ ‍​‍‌‍‌ ​​‌‍​‌‌ ‌​‌‍‍​​ ‌‌‍ ‍‌‍​‌‌ ‌‍‌‍‍‌‌‍‌ ‌‍​‌‌ ‌​‌‍‍‌‌‍ ‌‍ ‍‌​‍‌‌ ‌​‌‍‌‌‌‍ ‌‌ ​ ​‍‌‌​ ‌‌‌​​‍‌‌ ‌‍‍ ‌‍‌‌‌ ‍‌​‍‌‌​ ​ ‌​‌​​‍‌‌​ ​ ‌​‌​​‍‌‌​ ​‍​ ​‍​ ​‌‌‍​‍​ ​​​ ‌‍‌‍‌​​ ​​​ ‌ ​ ‌​​ ​‍​ ‌‌​ ​‌​ ​‌​‍‌‌​ ​‍​ ​‍​‍‌‌​ ‌‌‌​‌​​‍ ‍‌‍​ ‌‍‍​‌‍‍‌‌‍ ​‌‍‌​‌ ​‍‌‍‌‌‌‍ ‍​‍‌‌​ ‌‌‌​​‍‌‌ ‌‍‍ ‌‍‌‌‌ ‍‌​‍‌‌​ ​ ‌​‌​​‍‌‌​ ​ ‌​‌​​‍‌‌​ ​‍​ ​‍‌‍​‍​ ‌​​ ‍​​ ‍​‌‍​‍‌‍‌‍​ ​​‌‍‌‌​ ‌‌‌‍​‌‌‍‌‍​ ​‌​‍‌‌​ ​‍​ ​‍​‍‌‌​ ‌‌‌​‌​​‍ ‍‌‍​ ‌‍‍​‌‍‍‌‌‍ ​‌‍‌​‌ ​‍‌‍‌‌‌‍ ‍​‍‌‌​ ‌‌‌​​‍‌‌ ‌‍‍ ‌‍‌‌‌ ‍‌​‍‌‌​ ​ ‌​‌​​‍‌‌​ ​ ‌​‌​​‍‌‌​ ​‍​ ​‍‌‍‌‌‌‍​‌‌‍​‍​ ​ ​ ​‍‌‍​‌​ ‍‌‌‍‌​‌‍​‍​ ​ ​ ‌‍​ ‌‌​‍‌‌​ ​‍​ ​‍​‍‌‌​ ‌‌‌​‌​​‍ ‍‌ ‌​‌‍‍‌‌ ‌​‌‍ ​‌‍‌‌​‍‌‍‌ ​​‌‍‌‌‌ ​‍‌ ​ ‌ ​​‌‍‌‌‌‍​ ‌ ‌​‌‍‍‌‌ ‌‍‌‍‌‌​ ‌‌ ​​‌ ‌‌‌‍​‍‌‍ ​‌‍‍‌‌ ​ ‌‍‍​‌‍‌‌‌‍‌​​‍​‍‌ ‌